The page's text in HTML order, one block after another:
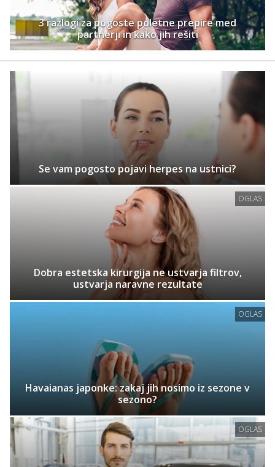
3 razlogi za pogoste poletne prepire med
partnerji in kako jih rešiti
Se vam pogosto pojavi herpes na ustnici?
OGLAS
Dobra estetska kirurgija ne ustvarja filtrov,
ustvarja naravne rezultate
OGLAS
Havaianas japonke: zakaj jih nosimo iz sezone v
sezono?
OGLAS